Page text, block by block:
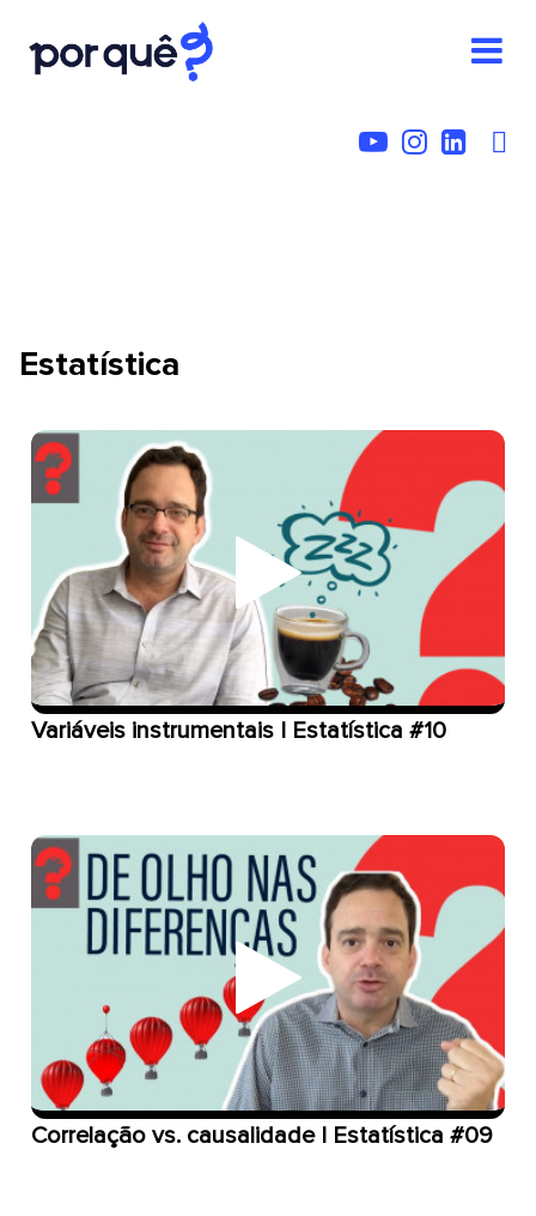
Estatística
Variáveis instrumentais | Estatística #10
Correlação vs. causalidade | Estatística #09